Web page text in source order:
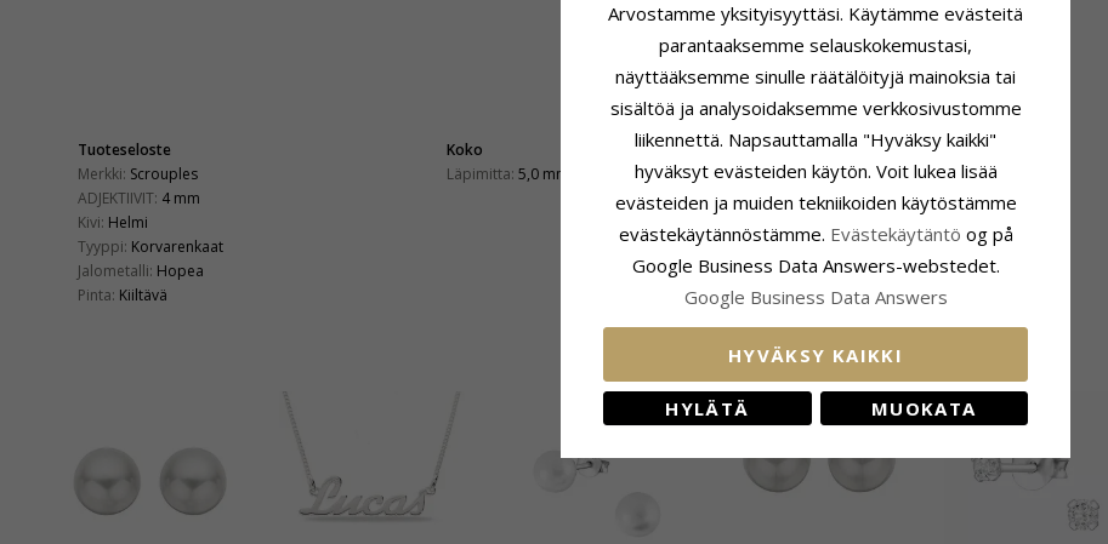
Tuoteseloste
Merkki: Scrouples
ADJEKTIIVIT: 4 mm
Kivi: Helmi
Tyyppi: Korvarenkaat
Jalometalli: Hopea
Pinta: Kiiltävä
Koko
Läpimitta: 5,0 mm
ASIAKKAAT OSTAVAT MYÖS
Arvostamme yksityisyyttäsi. Käytämme evästeitä
parantaaksemme selauskokemustasi,
näyttääksemme sinulle räätälöityjä mainoksia tai
sisältöä ja analysoidaksemme verkkosivustomme
liikennettä. Napsauttamalla "Hyväksy kaikki"
hyväksyt evästeiden käytön. Voit lukea lisää
evästeiden ja muiden tekniikoiden käytöstämme
evästekäytännöstämme. Evästekäytäntö og på
Google Business Data Answers-webstedet.
Google Business Data Answers
HYVÄKSY KAIKKI
HYLÄTÄ MUOKATA